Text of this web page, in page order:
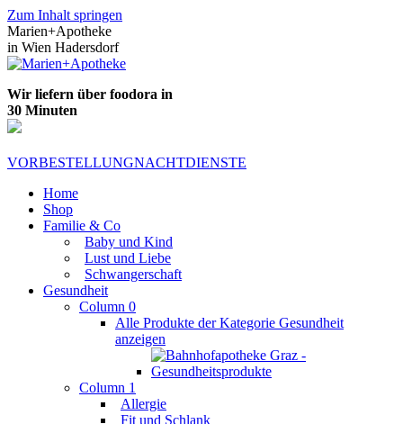
Zum Inhalt springen
Marien+Apotheke
in Wien Hadersdorf
Wir liefern über foodora in
30 Minuten
VORBESTELLUNGNACHTDIENSTE
Home
Shop
Familie & Co
Baby und Kind
Lust und Liebe
Schwangerschaft
Gesundheit
Column 0
Alle Produkte der Kategorie Gesundheit
anzeigen
Column 1
Allergie
Fit und Schlank